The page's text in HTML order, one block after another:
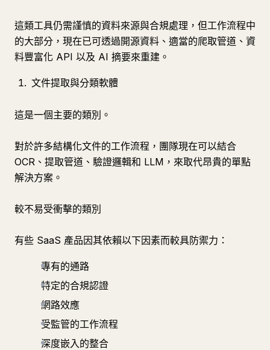
這類工具仍需謹慎的資料來源與合規處理，但工作流程中
的大部分，現在已可透過開源資料、適當的爬取管道、資
料豐富化 API 以及 AI 摘要來重建。
文件提取與分類軟體
這是一個主要的類別。
對於許多結構化文件的工作流程，團隊現在可以結合
OCR、提取管道、驗證邏輯和 LLM，來取代昂貴的單點
解決方案。
較不易受衝擊的類別
有些 SaaS 產品因其依賴以下因素而較具防禦力：
專有的通路
特定的合規認證
網路效應
受監管的工作流程
深度嵌入的整合